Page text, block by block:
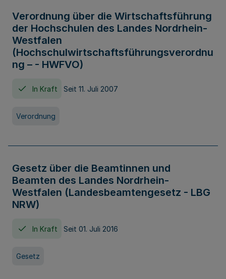
Verordnung über die Wirtschaftsführung
der Hochschulen des Landes Nordrhein-
Westfalen
(Hochschulwirtschaftsführungsverordnu
ng – - HWFVO)
In Kraft Seit 11. Juli 2007
Verordnung
Gesetz über die Beamtinnen und
Beamten des Landes Nordrhein-
Westfalen (Landesbeamtengesetz - LBG
NRW)
In Kraft Seit 01. Juli 2016
Gesetz